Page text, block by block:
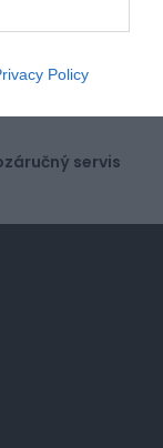
Policy
servis